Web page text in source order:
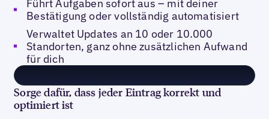
Führt Aufgaben sofort aus – mit deiner
Bestätigung oder vollständig automatisiert
Verwaltet Updates an 10 oder 10.000
Standorten, ganz ohne zusätzlichen Aufwand
für dich
Sorge dafür, dass jeder Eintrag korrekt und
optimiert ist